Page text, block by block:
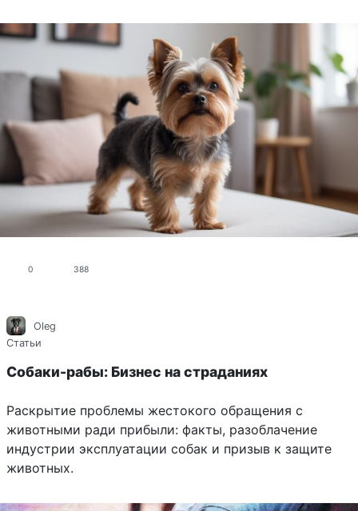
0 388
Oleg
Статьи
Собаки-рабы: Бизнес на страданиях
Раскрытие проблемы жестокого обращения с
животными ради прибыли: факты, разоблачение
индустрии эксплуатации собак и призыв к защите
животных.